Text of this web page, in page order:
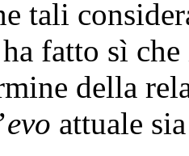
tali
ha fatto sì
della
evo attuale